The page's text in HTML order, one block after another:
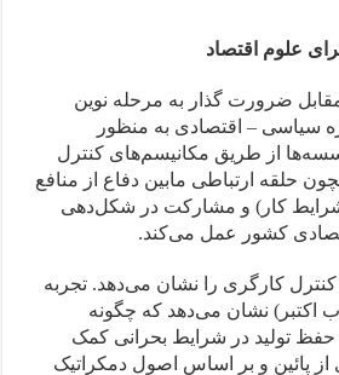
علوم اقتصاد
ضرورت گذار به مرحله نوین
سیاسی – اقتصادی به‌ منظور
از طریق مکانیسم‌های کنترل
حلقه ارتباطی مابین دفاع از منافع
کار) و مشارکت در شکل‌دهی
کشور عمل می‌کند.
کارگری را نشان می‌دهد. تجربه
اکتبر) نشان می‌دهد که چگونه
تولید در شرایط بحرانی کمک
پائین و بر اساس اصول دمکراتیک